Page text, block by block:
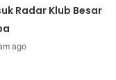
Radar Klub Besar
ago